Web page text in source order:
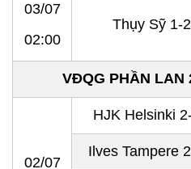
03/07
02:00
Thụy Sỹ 1-
VĐQG PHẦN LAN
02/07
HJK Helsinki
Ilves Tampere